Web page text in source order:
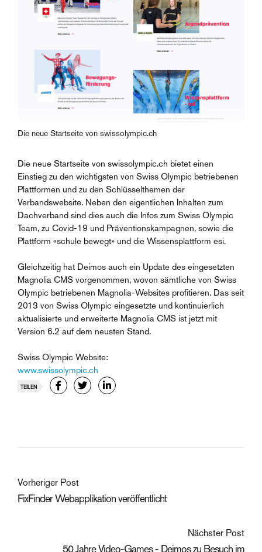
Die neue Startseite von swissolympic.ch
Die neue Startseite von swissolympic.ch bietet einen
Einstieg zu den wichtigsten von Swiss Olympic betriebenen
Plattformen und zu den Schlüsselthemen der
Verbandswebsite. Neben den eigentlichen Inhalten zum
Dachverband sind dies auch die Infos zum Swiss Olympic
Team, zu Covid-19 und Präventionskampagnen, sowie die
Plattform «schule bewegt» und die Wissensplattform esi.
Gleichzeitig hat Deimos auch ein Update des eingesetzten
Magnolia CMS vorgenommen, wovon sämtliche von Swiss
Olympic betriebenen Magnolia-Websites profitieren. Das seit
2013 von Swiss Olympic eingesetzte und kontinuierlich
aktualisierte und erweiterte Magnolia CMS ist jetzt mit
Version 6.2 auf dem neusten Stand.
Swiss Olympic Website:
www.swissolympic.ch
TEILEN
Vorheriger Post
FixFinder Webapplikation veröffentlicht
Nächster Post
50 Jahre Video-Games - Deimos zu Besuch im